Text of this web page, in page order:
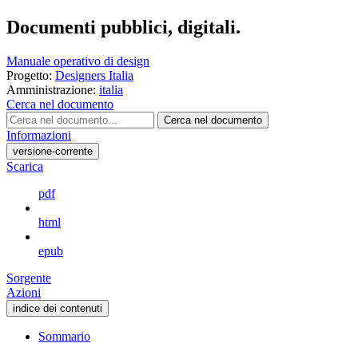
Documenti pubblici, digitali.
Manuale operativo di design
Progetto: Designers Italia
Amministrazione: italia
Cerca nel documento
Cerca nel documento
Informazioni
versione-corrente
Scarica
pdf
html
epub
Sorgente
Azioni
indice dei contenuti
Sommario